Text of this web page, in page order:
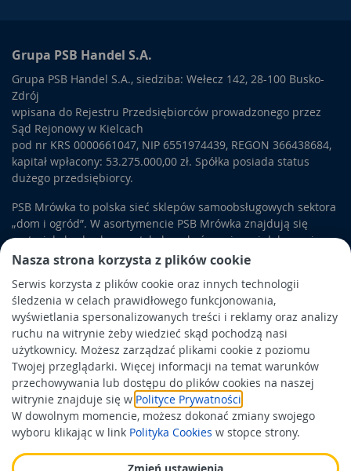
Nasza strona korzysta z plików cookie
Serwis korzysta z plików cookie oraz innych technologii
śledzenia w celach prawidłowego funkcjonowania,
wyświetlania spersonalizowanych treści i reklamy oraz analizy
ruchu na witrynie żeby wiedzieć skąd pochodzą nasi
użytkownicy. Możesz zarządzać plikami cookie z poziomu
Twojej przeglądarki. Więcej informacji na temat warunków
przechowywania lub dostępu do plików cookies na naszej
witrynie znajduje się w Polityce Prywatności
W dowolnym momencie, możesz dokonać zmiany swojego
wyboru klikając w link Polityka Cookies w stopce strony.
Grupa PSB Handel S.A.
Grupa PSB Handel S.A., siedziba: Wełecz 142, 28-100 Busko-
Zdrój
wpisana do Rejestru Przedsiębiorców prowadzonego przez
Sąd Rejonowy w Kielcach
pod nr KRS 0000661047, NIP 6551974439, REGON 366438684,
kapitał wpłacony: 53.275.000,00 zł. Spółka posiada status
dużego przedsiębiorcy.
PSB Mrówka to polska sieć sklepów samoobsługowych sektora
„dom i ogród”. W asortymencie PSB Mrówka znajdują się
materiały budowlane, artykuły wykończeniowe i dekoracyjne,
wyposażenie łazienek i kuchni, elektronarzędzia, a także
Obowiązek informacyjny
Polityka prywatności
Polityka Cookies
Odbiór zużytego sprzętu
Wspierają nas: